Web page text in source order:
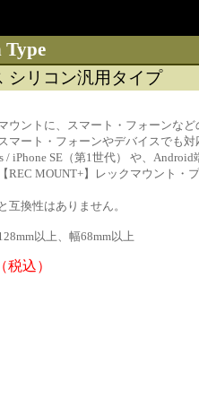
Type
シリコン汎用タイプ
ウントに、スマート・フォーンな
マート・フォーンやデバイスでも
/ iPhone SE（第1世代） や、
REC MOUNT+】レックマウント・
互換性はありません。
以上、幅68mm以上
税込）